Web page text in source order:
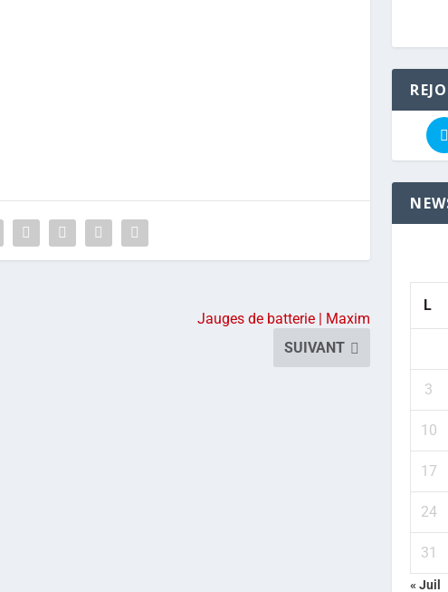
Jauges de batterie | Maxim
SUIVANT
L
3
10
17
24
31
« Juil